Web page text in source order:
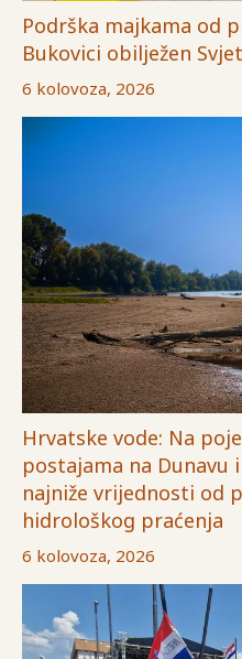
Podrška majkama od
Bukovici obilježen
6 kolovoza, 2026
Hrvatske vode: Na
postajama na Dunavu
najniže vrijednosti od
hidrološkog praćenja
6 kolovoza, 2026